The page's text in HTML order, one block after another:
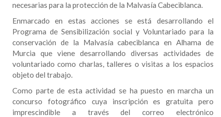
necesarias para la protección de la Malvasía Cabeciblanca.
Enmarcado en estas acciones se está desarrollando el
Programa de Sensibilización social y Voluntariado para la
conservación de la Malvasía cabeciblanca en Alhama de
Murcia que viene desarrollando diversas actividades de
voluntariado como charlas, talleres o visitas a los espacios
objeto del trabajo.
Como parte de esta actividad se ha puesto en marcha un
concurso fotográfico cuya inscripción es gratuita pero
imprescindible a través del correo electrónico